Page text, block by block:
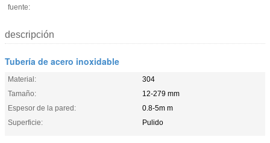
fuente:
descripción
Tubería de acero inoxidable
Material:
304
Tamaño:
12-279 mm
Espesor de la pared:
0.8-5m m
Superficie:
Pulido